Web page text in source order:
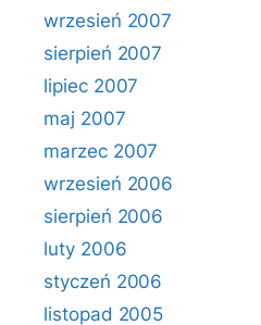
wrzesień 2007
sierpień 2007
lipiec 2007
maj 2007
marzec 2007
wrzesień 2006
sierpień 2006
luty 2006
styczeń 2006
listopad 2005